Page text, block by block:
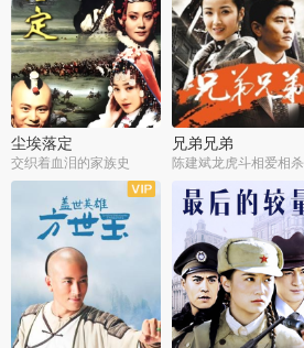
尘埃落定
交织着血泪的家族史
兄弟兄弟
陈建斌龙虎斗相爱相杀
全36集
全28集